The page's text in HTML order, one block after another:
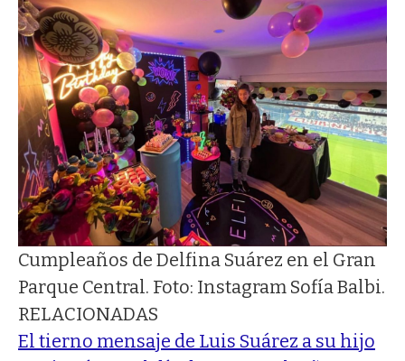
Cumpleaños de Delfina Suárez en el Gran
Parque Central. Foto: Instagram Sofía Balbi.
RELACIONADAS
El tierno mensaje de Luis Suárez a su hijo